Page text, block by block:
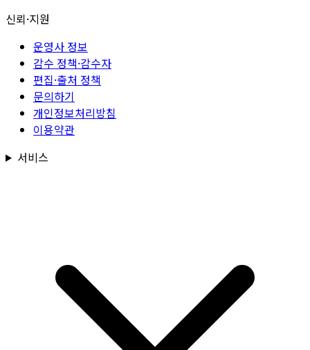
신뢰·지원
운영사 정보
감수 정책·감수자
편집·출처 정책
문의하기
개인정보처리방침
이용약관
서비스